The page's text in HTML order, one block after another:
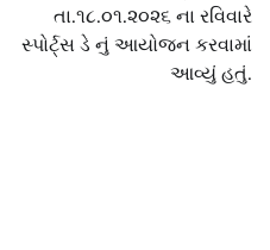
તા.૧૮.૦૧.૨૦૨૬ ના રવિવારે
સ્પોર્ટ્સ ડે નું આયોજન કરવામાં
આવ્યું હતું.